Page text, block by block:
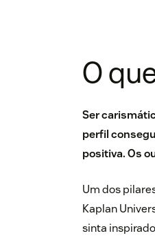
O
Ser
perfil
positiva. Os
Um dos
Kaplan
sinta